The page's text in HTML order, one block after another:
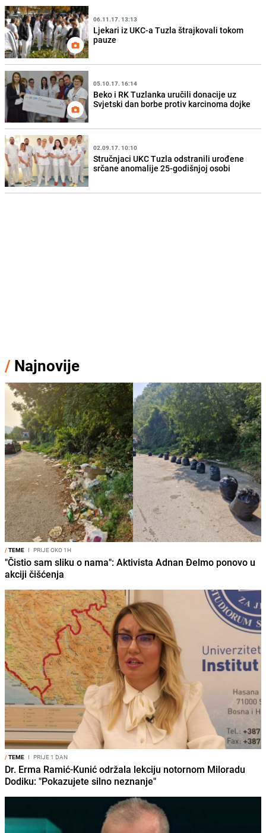
06.11.17. 13:13
Ljekari iz UKC-a Tuzla štrajkovali tokom
pauze
05.10.17. 16:14
Beko i RK Tuzlanka uručili donacije uz
Svjetski dan borbe protiv karcinoma dojke
02.09.17. 10:10
Stručnjaci UKC Tuzla odstranili urođene
srčane anomalije 25-godišnjoj osobi
/ Najnovije
/TEME I PRIJE OKO 1H
"Čistio sam sliku o nama": Aktivista Adnan Đelmo ponovo u
akciji čišćenja
/TEME I PRIJE 1 DAN
Dr. Erma Ramić-Kunić održala lekciju notornom Miloradu
Dodiku: "Pokazujete silno neznanje"